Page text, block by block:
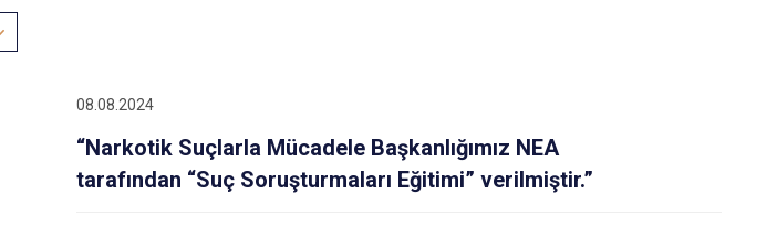
08.08.2024
“Narkotik Suçlarla Mücadele Başkanlığımız NEA
tarafından “Suç Soruşturmaları Eğitimi” verilmiştir.”